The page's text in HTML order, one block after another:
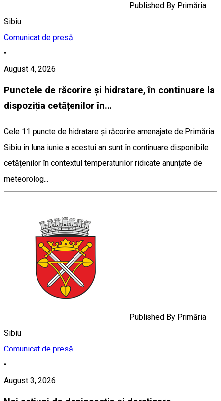
Published By Primăria
Sibiu
Comunicat de presă
•
August 4, 2026
Punctele de răcorire și hidratare, în continuare la
dispoziția cetățenilor în...
Cele 11 puncte de hidratare și răcorire amenajate de Primăria
Sibiu în luna iunie a acestui an sunt în continuare disponibile
cetățenilor în contextul temperaturilor ridicate anunțate de
meteorolog...
Published By Primăria
Sibiu
Comunicat de presă
•
August 3, 2026